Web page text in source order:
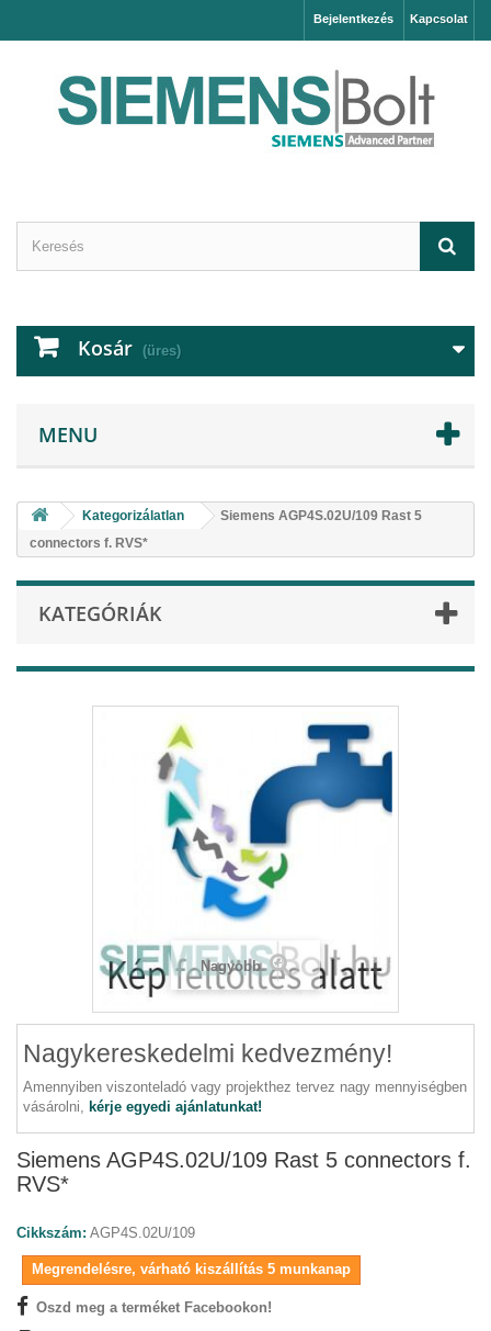
Kapcsolat
Bejelentkezés
Kosár (üres)
MENU
Kategorizálatlan
Siemens AGP4S.02U/109 Rast 5
connectors f. RVS*
KATEGÓRIÁK
Nagyobb
Nagykereskedelmi kedvezmény!
Amennyiben viszonteladó vagy projekthez tervez nagy mennyiségben
vásárolni, kérje egyedi ajánlatunkat!
Siemens AGP4S.02U/109 Rast 5 connectors f.
RVS*
Cikkszám: AGP4S.02U/109
Megrendelésre, várható kiszállítás 5 munkanap
Oszd meg a terméket Facebookon!